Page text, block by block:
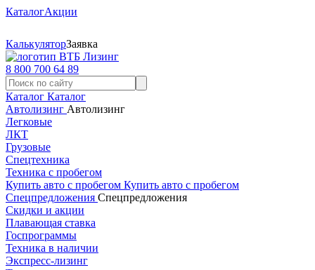
КаталогАкции
КалькуляторЗаявка
8 800 700 64 89
Каталог Каталог
Автолизинг Автолизинг
Легковые
ЛКТ
Грузовые
Спецтехника
Техника с пробегом
Купить авто с пробегом Купить авто с пробегом
Спецпредложения Спецпредложения
Скидки и акции
Плавающая ставка
Госпрограммы
Техника в наличии
Экспресс-лизинг